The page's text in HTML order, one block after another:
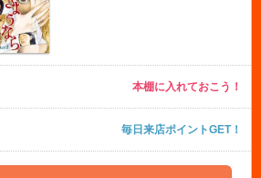
本棚に入れておこう！
毎日来店ポイントGET！